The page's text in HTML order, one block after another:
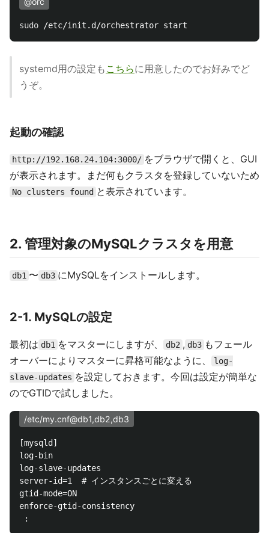
sudo
systemd用の設定も こちらに用意したのでお好みでど
うぞ。
起動の確認
http://192.168.24.104:3000/ をブラウザで開くと、GUI
が表示されます。まだ何もクラスタを登録していないため
No clusters found と表示されています。
2. 管理対象のMySQLクラスタを用意
db1 〜 db3 にMySQLをインストールします。
2-1. MySQLの設定
最初は db1 をマスターにしますが、 db2 , db3 もフェール
オーバーによりマスターに昇格可能なように、
log-
slave-updates を設定しておきます。今回は設定が簡単な
のでGTIDで試しました。
/etc/my.cnf@db1,db2,db3
[mysqld]
log-bin
log-slave-updates
server-id=1  # インスタンスごとに変える
gtid-mode=ON
enforce-gtid-consistency